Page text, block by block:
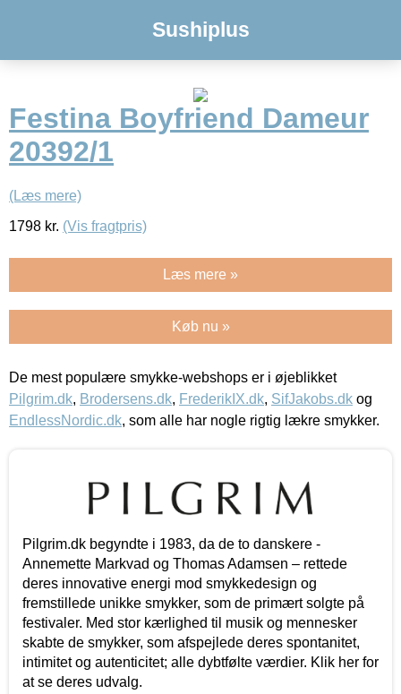
Sushiplus
Festina Boyfriend Dameur
20392/1
(Læs mere)
1798 kr. (Vis fragtpris)
Læs mere »
Køb nu »
De mest populære smykke-webshops er i øjeblikket
Pilgrim.dk, Brodersens.dk, FrederikIX.dk, SifJakobs.dk og
EndlessNordic.dk, som alle har nogle rigtig lækre smykker.
Pilgrim.dk begyndte i 1983, da de to danskere -
Annemette Markvad og Thomas Adamsen – rettede
deres innovative energi mod smykkedesign og
fremstillede unikke smykker, som de primært solgte på
festivaler. Med stor kærlighed til musik og mennesker
skabte de smykker, som afspejlede deres spontanitet,
intimitet og autenticitet; alle dybtfølte værdier. Klik her for
at se deres udvalg.